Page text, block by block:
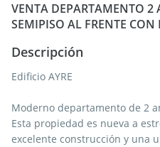
VENTA DEPARTAMENTO 2
SEMIPISO AL FRENTE CON
Descripción
Edificio AYRE
Moderno departamento de 2
Esta propiedad es nueva a
excelente construcción y una